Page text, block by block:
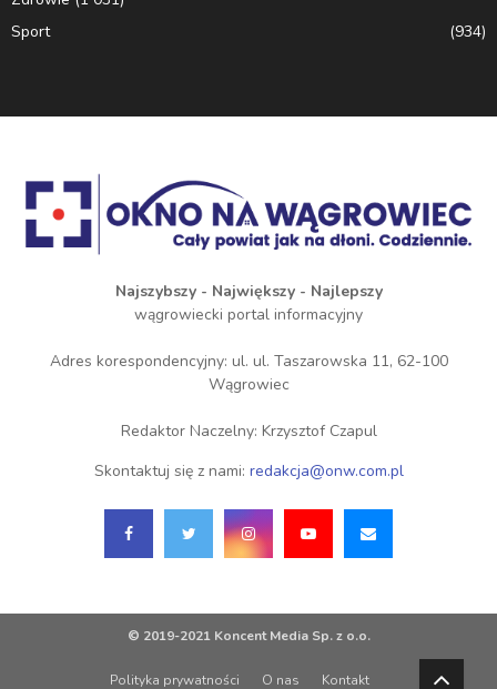
Sport
(934)
Najszybszy - Największy - Najlepszy
wągrowiecki portal informacyjny
Adres korespondencyjny: ul. ul. Taszarowska 11, 62-100
Wągrowiec
Redaktor Naczelny: Krzysztof Czapul
Skontaktuj się z nami: redakcja@onw.com.pl
© 2019-2021 Koncent Media Sp. z o.o.
Polityka prywatności O nas Kontakt